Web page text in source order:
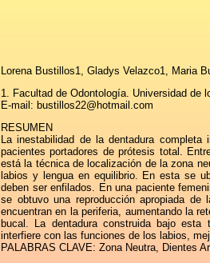
Lorena Bustillos1, Gladys Velazco1, Maria
1. Facultad de Odontología. Universidad de
E-mail: bustillos22@hotmail.com
RESUMEN
La inestabilidad de la dentadura
pacientes portadores de prótesis total.
está la técnica de localización de la zona
labios y lengua en equilibrio. En esta se
deben ser enfilados. En una paciente
se obtuvo una reproducción apropiada
encuentran en la periferia, aumentando la
bucal. La dentadura construida bajo
interfiere con las funciones de los labios,
PALABRAS CLAVE: Zona Neutra, Dientes